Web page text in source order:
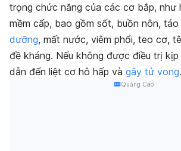
trọng chức năng của các cơ bắp, như
mềm cấp, bao gồm sốt, buồn nôn,
dưỡng, mất nước, viêm phổi, teo cơ,
đề kháng. Nếu không được điều trị
dẫn đến liệt cơ hô hấp và gây tử vong.
Quảng Cáo